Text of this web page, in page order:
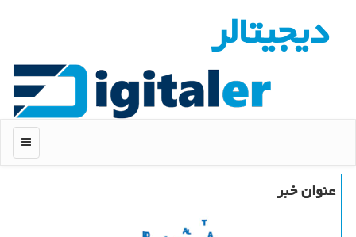
دیجیتالر
منو
عنوان خبر